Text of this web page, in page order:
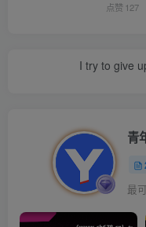
点赞 127
I try to give
青
最